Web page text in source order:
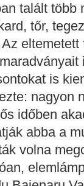
talált több
tőr,
is
nagyon
időben
abba a
volna